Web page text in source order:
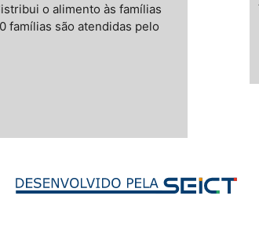
o alimento às famílias
famílias são atendidas pelo